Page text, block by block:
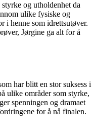
og utholdenhet da
ulike fysiske og
i henne som idrettsutøver.
Jørgine ga alt for å
har blitt en stor suksess i
ulike områder som styrke,
spenningen og dramaet
for å nå finalen.